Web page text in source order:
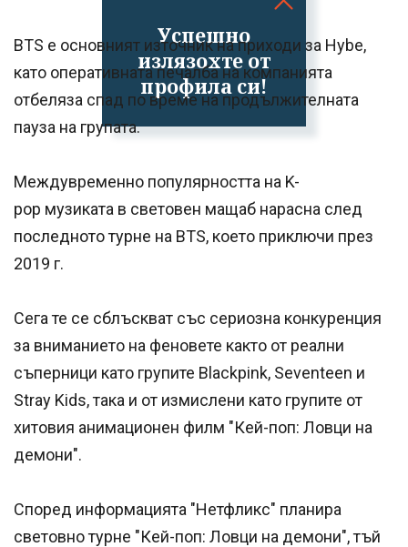
Успешно
излязохте от
профила си!
BTS e основният източник на приходи за Hybe,
като оперативната печалба на компанията
отбеляза спад по време на продължителната
пауза на групата.
Междувременно популярността на K-
pop музиката в световен мащаб нарасна след
последното турне на BTS, което приключи през
2019 г.
Сега те се сблъскват със сериозна конкуренция
за вниманието на феновете както от реални
съперници като групите Blackpink, Seventeen и
Stray Kids, така и от измислени като групите от
хитовия анимационен филм "Кей-поп: Ловци на
демони".
Според информацията "Нетфликс" планира
световно турне "Кей-поп: Ловци на демони", тъй